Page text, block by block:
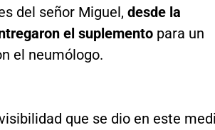
del señor Miguel, desde la
el suplementopara un
el neumólogo.
que se dio en este